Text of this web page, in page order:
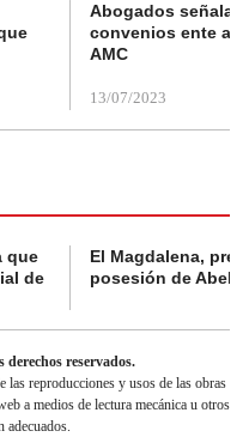
Abogados
convenios ente
AMC
13/07/2023
que
de
El Magdalena,
posesión de
reservados.
reproducciones y usos de las obras
a medios de lectura mecánica u otros
adecuados.